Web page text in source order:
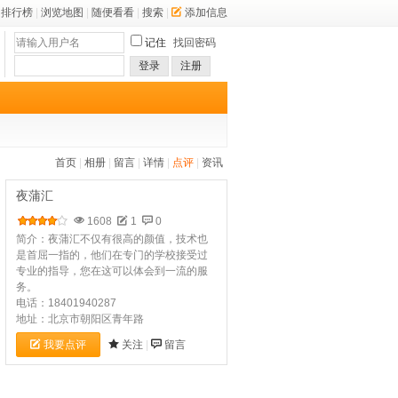
排行榜 浏览地图 随便看看 搜索 添加信息
记住 找回密码
登录
注册
首页 相册 留言 详情 点评 资讯
夜蒲汇
1608 1
0
简介：夜蒲汇不仅有很高的颜值，技术也
是首屈一指的，他们在专门的学校接受过
专业的指导，您在这可以体会到一流的服
务。
电话：18401940287
地址：北京市朝阳区青年路
我要点评 关注 留言